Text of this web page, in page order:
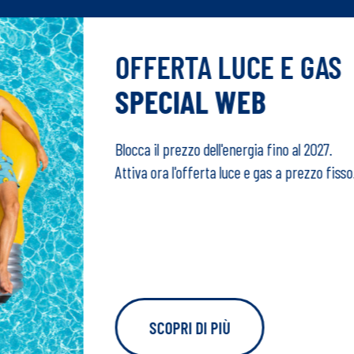
OFFERTA LUCE E GAS
SPECIAL WEB
Blocca il prezzo dell'energia fino al 2027.
Attiva ora l'offerta luce e gas a prezzo
SCOPRI DI PIÙ